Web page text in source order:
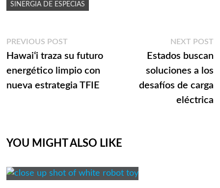
SINERGIA DE ESPECIAS
Navegación
de
entradas
PREVIOUS POSTPrevious
post:
Hawaiʻi traza su futuro
energético limpio con
nueva estrategia TFIE
NEXT POST
Estados buscan
soluciones a los
desafíos de carga
eléctrica
YOU MIGHT ALSO LIKE